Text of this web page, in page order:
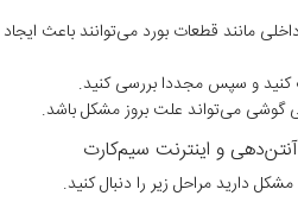
مانند قطعات بورد می‌توانند باعث ایجاد
کنید و سپس مجددا بررسی کنید.
گوشی می‌تواند علت بروز مشکل باشد.
و اینترنت سیم‌کارت
دارید مراحل زیر را دنبال کنید.